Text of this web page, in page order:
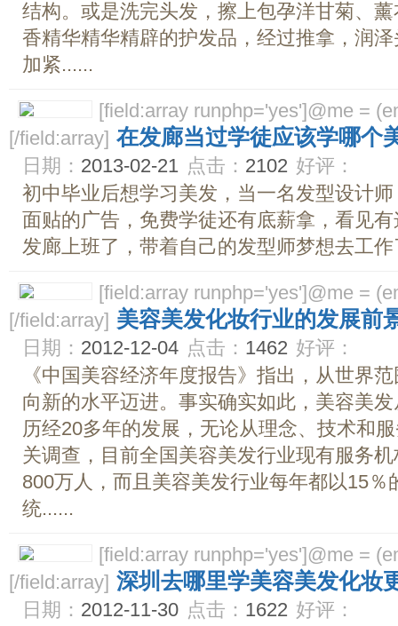
结构。或是洗完头发，擦上包孕洋甘菊、
香精华精华精辟的护发品，经过推拿，润
加紧......
[field:array runphp='yes']@me =
[/field:array] 在发廊当过学徒应该学哪个
日期： 2013-02-21 点击： 2102 好评：
初中毕业后想学习美发，当一名发型设计
面贴的广告，免费学徒还有底薪拿，看见
发廊上班了，带着自己的发型师梦想去工
[field:array runphp='yes']@me =
[/field:array] 美容美发化妆行业的发展前
日期： 2012-12-04 点击： 1462 好评：
《中国美容经济年度报告》指出，从世界
向新的水平迈进。事实确实如此，美容美
历经20多年的发展，无论从理念、技术和
关调查，目前全国美容美发行业现有服务
800万人，而且美容美发行业每年都以15
统......
[field:array runphp='yes']@me =
[/field:array] 深圳去哪里学美容美发化妆
日期： 2012-11-30 点击： 1622 好评：